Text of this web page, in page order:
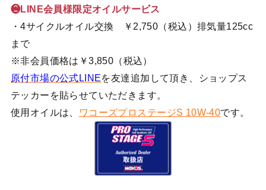
❷LINE会員様限定オイルサービス
・4サイクルオイル交換 ￥2,750（税込）排気量125cc
まで
※非会員価格は￥3,850（税込）
原付市場の公式LINEを友達追加して頂き、ショップス
テッカーを貼らせていただきます。
使用オイルは、
ワコーズプロステージS 10W-40です。